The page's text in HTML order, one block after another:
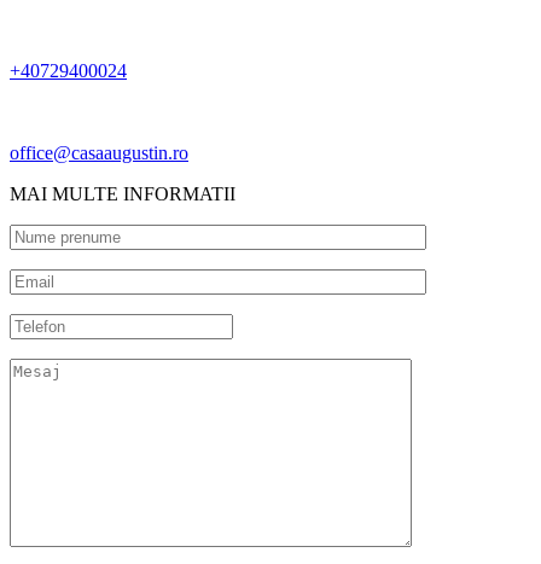
+40729400024
office@casaaugustin.ro
MAI MULTE INFORMATII